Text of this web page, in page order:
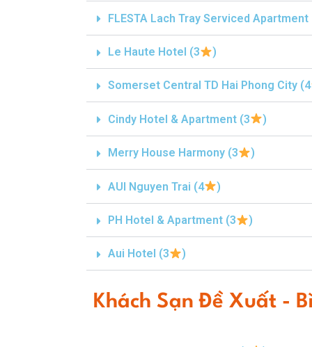
FLESTA Lach Tray Serviced
Le Haute Hotel (3 )
Somerset Central TD Hai Phong City (4
Cindy Hotel & Apartment (3 )
Merry House Harmony (3 )
AUI Nguyen Trai (4 )
PH Hotel & Apartment (3 )
Aui Hotel (3 )
Khách Sạn Đề Xuất -